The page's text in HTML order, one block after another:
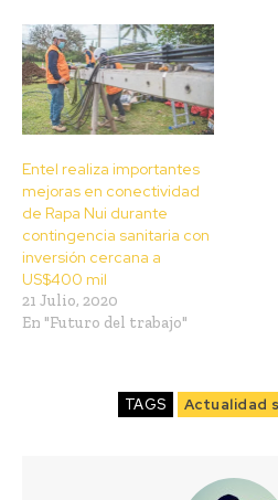
Entel realiza importantes
mejoras en conectividad
de Rapa Nui durante
contingencia sanitaria con
inversión cercana a
US$400 mil
21 Julio, 2020
En "Futuro del trabajo"
TAGS Actualidad